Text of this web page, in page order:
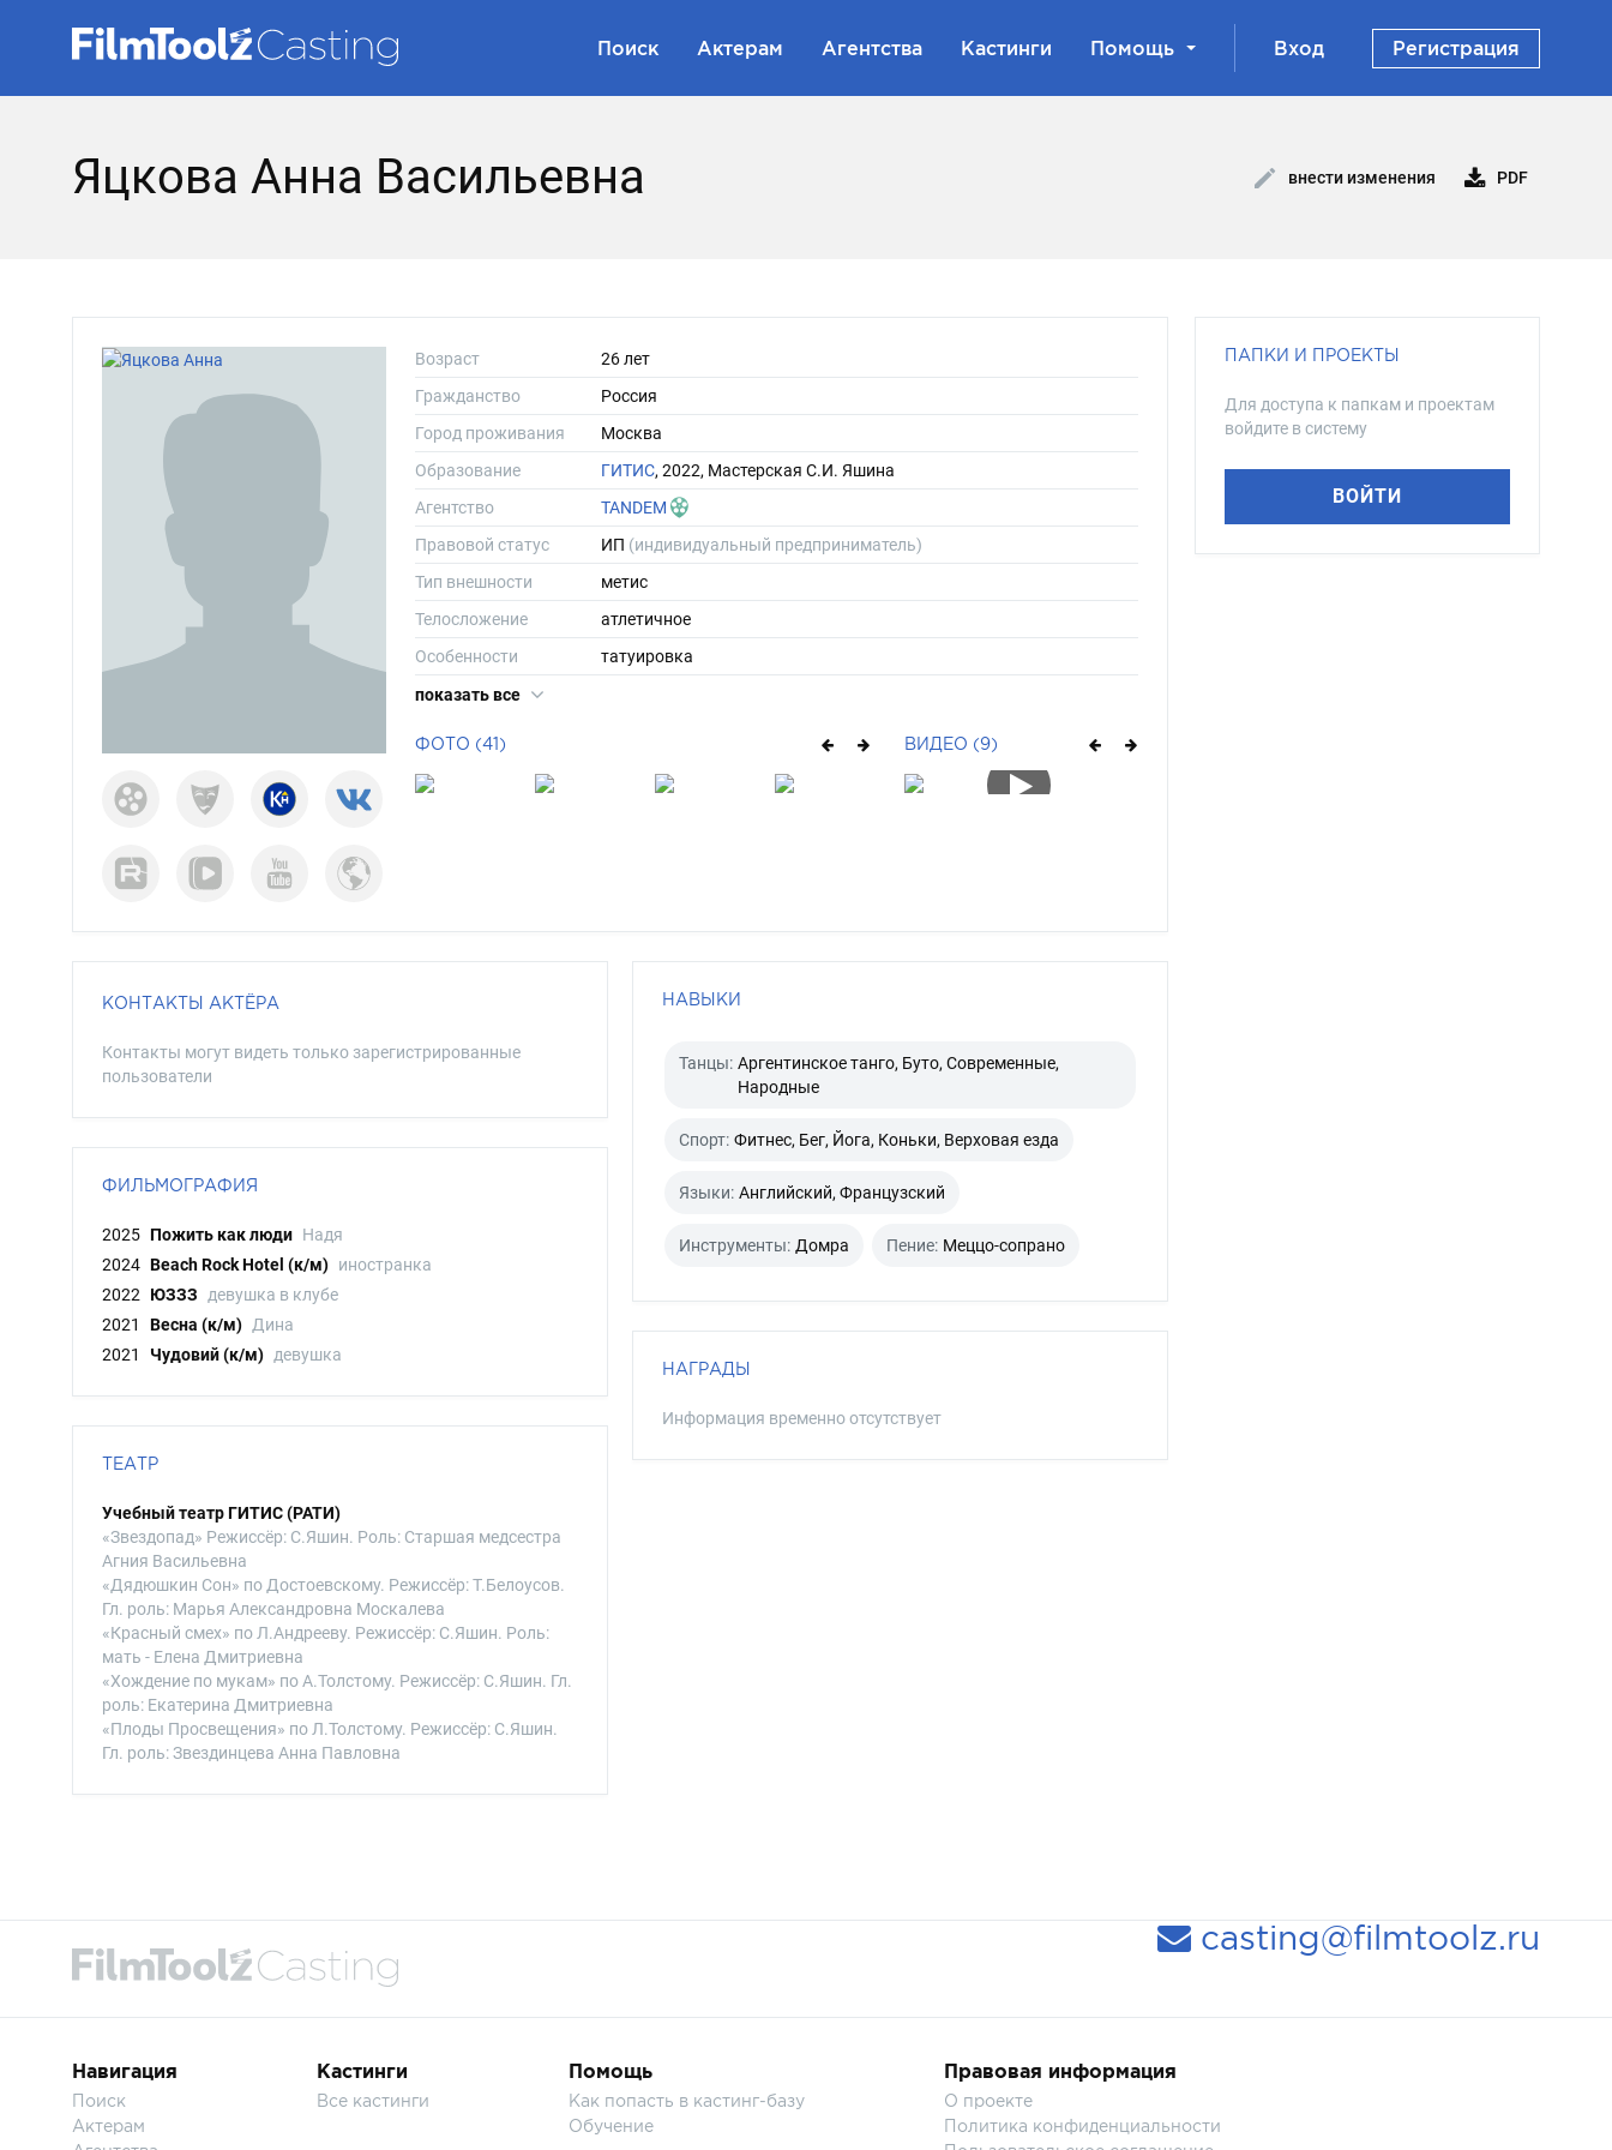
Поиск Актерам Агентства Кастинги Помощь Вход Регистрация
Яцкова Анна Васильевна внести изменения PDF
Возраст
26 лет
Гражданство
Россия
Город проживания
Москва
Образование
ГИТИС, 2022, Мастерская С.И. Яшина
Агентство
TANDEM
Правовой статус
ИП (индивидуальный предприниматель)
Тип внешности
метис
Телосложение
атлетичное
Особенности
татуировка
Рост
показать все
ФОТО (41) ВИДЕО (9)
КОНТАКТЫ АКТЁРА
Контакты могут видеть только зарегистрированные
пользователи
ФИЛЬМОГРАФИЯ
2025 Пожить как люди Надя
2024 Beach Rock Hotel (к/м) иностранка
2022
ЮЗЗЗ
девушка в клубе
2021
Весна (к/м) Дина
2021
Чудовий (к/м) девушка
ТЕАТР
Учебный театр ГИТИС (РАТИ)
«Звездопад» Режиссёр: С.Яшин. Роль: Старшая медсестра
Агния Васильевна
«Дядюшкин Сон» по Достоевскому. Режиссёр: Т.Белоусов.
Гл. роль: Марья Александровна Москалева
«Красный смех» по Л.Андрееву. Режиссёр: С.Яшин. Роль:
мать - Елена Дмитриевна
«Хождение по мукам» по А.Толстому. Режиссёр: С.Яшин. Гл.
роль: Екатерина Дмитриевна
«Плоды Просвещения» по Л.Толстому. Режиссёр: С.Яшин.
Гл. роль: Звездинцева Анна Павловна
НАВЫКИ
Танцы: Аргентинское танго, Буто, Современные,
Народные
Спорт: Фитнес, Бег, Йога, Коньки, Верховая езда
Языки: Английский, Французский
Инструменты: Домра Пение: Меццо-сопрано
НАГРАДЫ
Информация временно отсутствует
ПАПКИ И ПРОЕКТЫ
Для доступа к папкам и проектам
войдите в систему
ВОЙТИ
casting@filmtoolz.ru
Навигация
Поиск
Актерам
Кастинги
Все кастинги
Помощь
Как попасть в кастинг-базу
Обучение
Правовая информация
О проекте
Политика конфиденциальности